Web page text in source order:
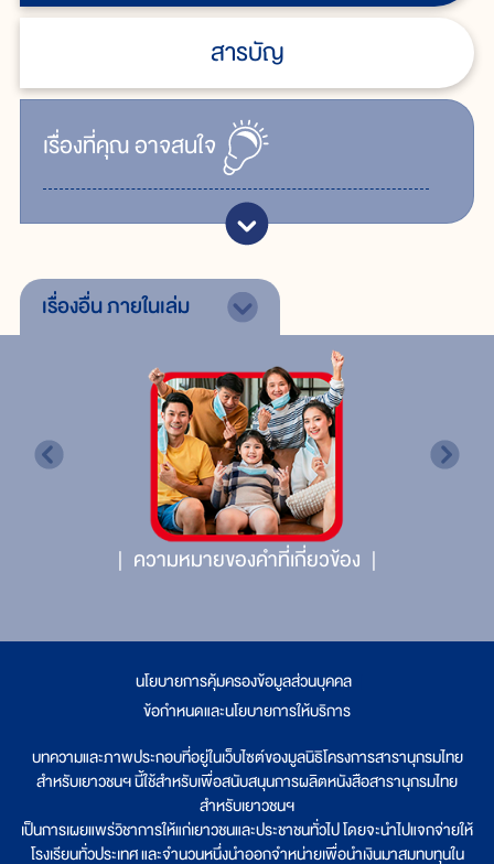
สารบัญ
เรื่ิองที่คุณอาจสนใจ
เรื่องอื่นภายในเล่ม
ความหมายของคำที่เกี่ยวข้อง
นโยบายการคุ้มครองข้อมูลส่วนบุคคล
ข้อกำหนดและนโยบายการให้บริการ
บทความและภาพประกอบที่อยู่ในเว็บไซต์ของมูลนิธิโครงการสารานุกรมไทย
สำหรับเยาวชนฯ นี้ใช้สำหรับเพื่อสนับสนุนการผลิตหนังสือสารานุกรมไทย
สำหรับเยาวชนฯ
เป็นการเผยแพร่วิชาการให้แก่เยาวชนและประชาชนทั่วไป โดยจะนำไปแจกจ่ายให้
โรงเรียนทั่วประเทศ และจำนวนหนึ่งนำออกจำหน่ายเพื่อนำเงินมาสมทบทุนใน